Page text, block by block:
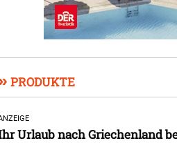
PRODUKTE
Urlaub nach Griechenland